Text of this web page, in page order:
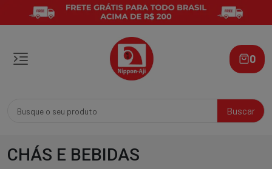
Buscar
0
CHÁS E BEBIDAS